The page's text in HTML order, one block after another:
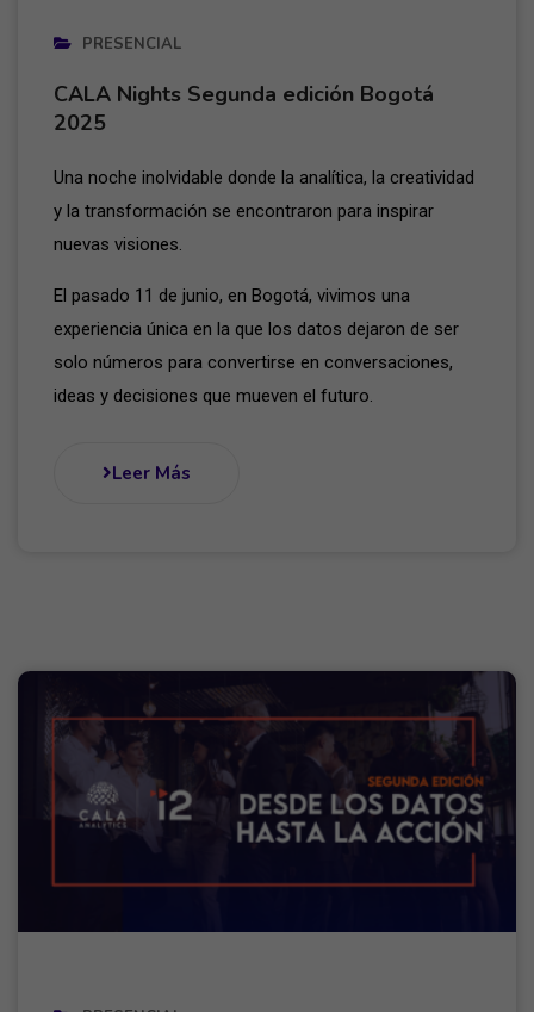
PRESENCIAL
CALA Nights Segunda edición Bogotá
2025
Una noche inolvidable donde la analítica, la creatividad
y la transformación se encontraron para inspirar
nuevas visiones.
El pasado 11 de junio, en Bogotá, vivimos una
experiencia única en la que los datos dejaron de ser
solo números para convertirse en conversaciones,
ideas y decisiones que mueven el futuro.
Leer Más